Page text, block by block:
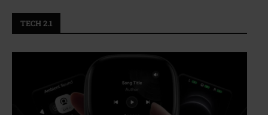
TECH 2.1